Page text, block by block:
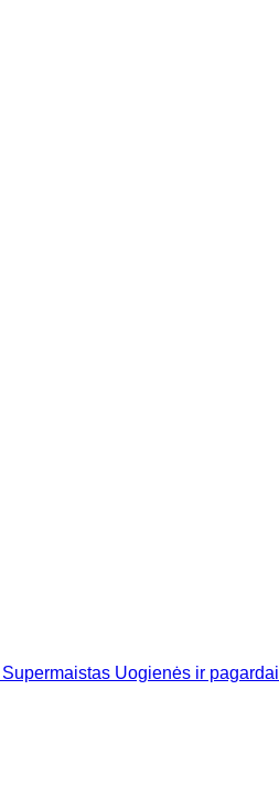
Supermaistas Uogienės ir pagardai